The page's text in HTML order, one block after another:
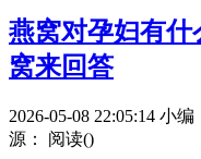
燕窝对孕妇有
窝来回答
2026-05-08 22:05:14 小编
源：
阅读()